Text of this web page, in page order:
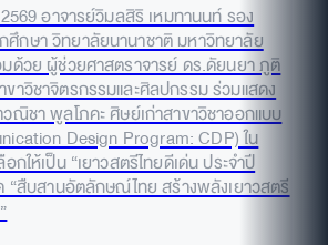
อาจารย์วิมลสิริ เหมทานนท์ รอง
กษา วิทยาลัยนานาชาติ มหาวิทยาลัย
ด้วย ผู้ช่วยศาสตราจารย์ ดร.ดัยนยา ภูติ
าวิชาจิตรกรรมและศิลปกรรม ร่วมแสดง
ณิชา พูลโภคะ ศิษย์เก่าสาขาวิชาออกแบบ
Design Program: CDP) ใน
กให้เป็น “เยาวสตรีไทยดีเด่น ประจำปี
“สืบสานอัตลักษณ์ไทย สร้างพลังเยาวสตรี